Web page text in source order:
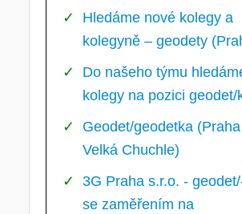
Hledáme nové kolegy a
kolegyně – geodety
Do našeho týmu
kolegy na pozici geodet/
Geodet/geodetka
Velká Chuchle)
3G Praha s.r.o. -
se zaměřením na